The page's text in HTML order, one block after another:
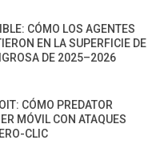
CÓMO LOS AGENTES
EN LA SUPERFICIE DE
DE 2025–2026
CÓMO PREDATOR
MÓVIL CON ATAQUES
CLIC